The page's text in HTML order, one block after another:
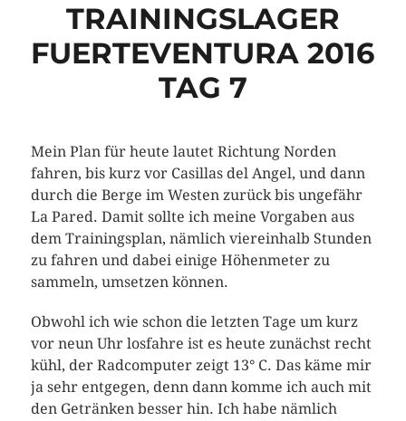
TRAININGSLAGER
FUERTEVENTURA 2016
TAG 7
Mein Plan für heute lautet Richtung Norden
fahren, bis kurz vor Casillas del Angel, und dann
durch die Berge im Westen zurück bis ungefähr
La Pared. Damit sollte ich meine Vorgaben aus
dem Trainingsplan, nämlich viereinhalb Stunden
zu fahren und dabei einige Höhenmeter zu
sammeln, umsetzen können.
Obwohl ich wie schon die letzten Tage um kurz
vor neun Uhr losfahre ist es heute zunächst recht
kühl, der Radcomputer zeigt 13° C. Das käme mir
ja sehr entgegen, denn dann komme ich auch mit
den Getränken besser hin. Ich habe nämlich